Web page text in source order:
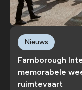
Farnborough
memorabele
ruimtevaart
Nieuws